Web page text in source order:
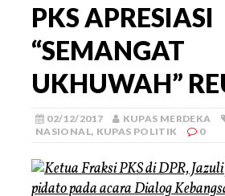
PKS APRESIASI
“SEMANGAT
UKHUWAH”
02/12/2017 KUPAS MERDEKA
NASIONAL, KUPAS POLITIK 0